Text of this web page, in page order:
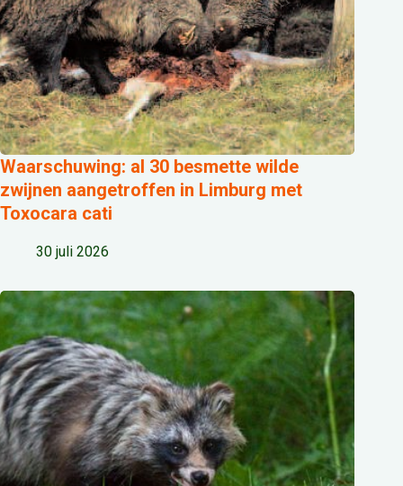
Waarschuwing: al 30 besmette wilde
zwijnen aangetroffen in Limburg met
Toxocara cati
30 juli 2026